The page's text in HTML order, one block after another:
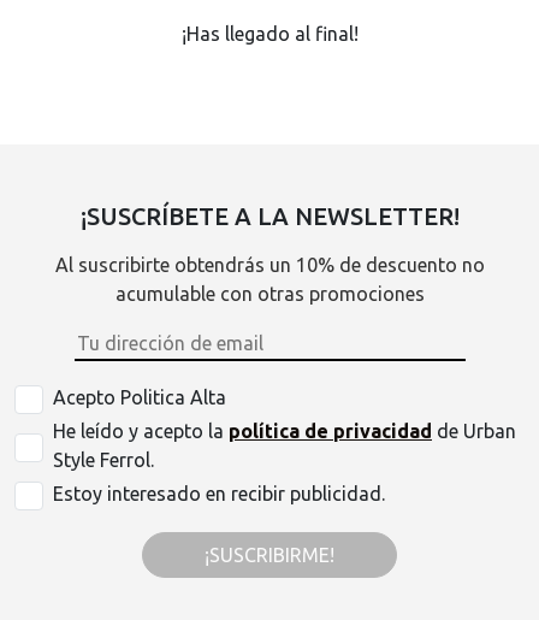
¡Has llegado al final!
¡SUSCRÍBETE A LA NEWSLETTER!
Al suscribirte obtendrás un 10% de descuento no
acumulable con otras promociones
Acepto Politica Alta
He leído y acepto la política de privacidad de Urban
Style Ferrol.
Estoy interesado en recibir publicidad.
¡SUSCRIBIRME!